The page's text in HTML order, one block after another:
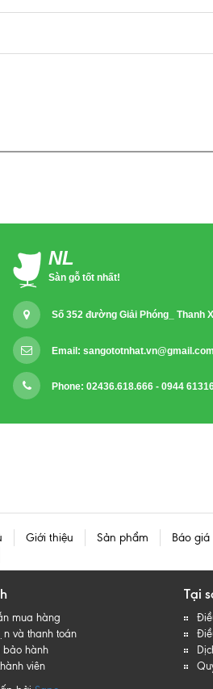
NL
Sàn gỗ tốt nhất!
Số 352 đường Giải Phóng_ Thanh
Email:sangototnhat.vn@gmail.com
Phone: 02436.618.666 - 0944
Giới thiệu Sản phẩm Báo giá
mua hàng
và thanh toán
bảo hành
viên
Tại